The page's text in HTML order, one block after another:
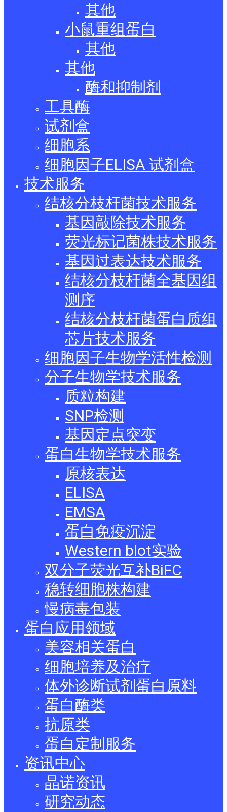
其他
小鼠重组蛋白
其他
其他
酶和抑制剂
工具酶
试剂盒
细胞系
细胞因子ELISA 试剂盒
技术服务
结核分枝杆菌技术服务
基因敲除技术服务
荧光标记菌株技术服务
基因过表达技术服务
结核分枝杆菌全基因组
测序
结核分枝杆菌蛋白质组
芯片技术服务
细胞因子生物学活性检测
分子生物学技术服务
质粒构建
SNP检测
基因定点突变
蛋白生物学技术服务
原核表达
ELISA
EMSA
蛋白免疫沉淀
Western blot实验
双分子荧光互补BiFC
稳转细胞株构建
慢病毒包装
蛋白应用领域
美容相关蛋白
细胞培养及治疗
体外诊断试剂蛋白原料
蛋白酶类
抗原类
蛋白定制服务
资讯中心
晶诺资讯
研究动态